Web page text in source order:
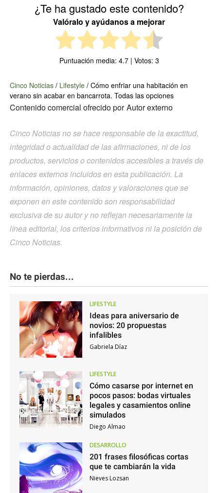
¿Te ha gustado este contenido?
Valóralo y ayúdanos a mejorar
Puntuación media: 4.7| Votos: 3
Cinco Noticias / Lifestyle / Cómo enfriar una habitación en
verano sin acabar en bancarrota. Todas las opciones
Contenido comercial ofrecido por Autor externo
Cinco Noticias no se hace responsable de la exactitud,
integridad o actualidad de las afirmaciones, ni de los
productos, servicios o contenidos accesibles a través de
enlaces externos incluidos en esta publicación. La
información, opiniones, datos y valoraciones que se
exponen en este contenido son responsabilidad
exclusiva de su autor y no reflejan necesariamente la
línea editorial, los criterios informativos ni la posición de
Cinco Noticias.
No te pierdas...
LIFESTYLE
Ideas para aniversario de
novios: 20 propuestas
infalibles
Gabriela Díaz
LIFESTYLE
Cómo casarse por internet en
pocos pasos: bodas virtuales
legales y casamientos online
simulados
Diego Almao
DESARROLLO
201 frases filosóficas cortas
que te cambiarán la vida
Nieves Lozsan